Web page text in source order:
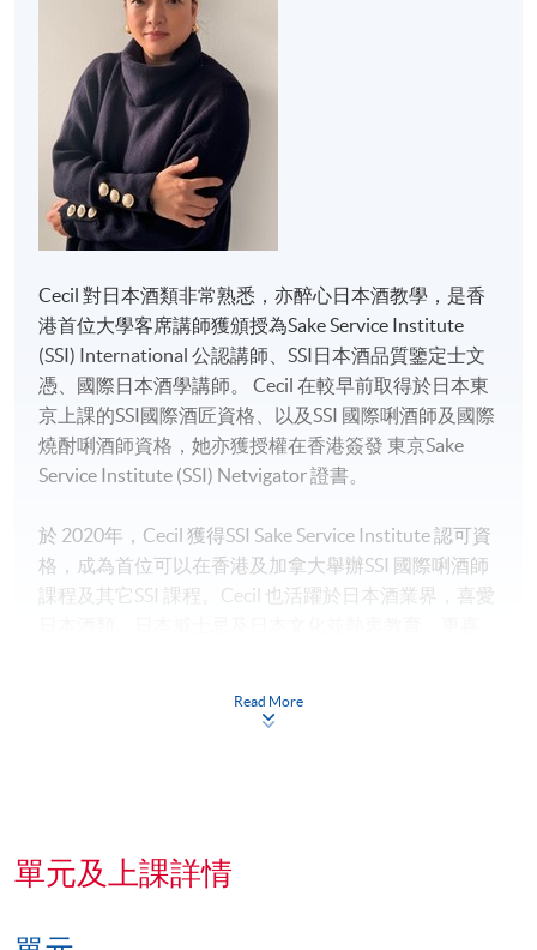
Cecil 對日本酒類非常熟悉，亦醉心日本酒教學，是香
港首位大學客席講師獲頒授為Sake Service Institute
(SSI) International 公認講師、SSI日本酒品質鑒定士文
憑、國際日本酒學講師。 Cecil 在較早前取得於日本東
京上課的SSI國際酒匠資格、以及SSI 國際唎酒師及國際
燒酎唎酒師資格，她亦獲授權在香港簽發 東京Sake
Service Institute (SSI) Netvigator 證書。
於 2020年，Cecil 獲得SSI Sake Service Institute 認可資
格，成為首位可以在香港及加拿大舉辦SSI 國際唎酒師
課程及其它SSI 課程。Cecil 也活躍於日本酒業界，喜愛
見學，參觀日本當地不同酒藏。另外，Cecil 取得碩士
AM1470 恆常清酒鑑賞嘉賓。
Read More
單元及上課詳情